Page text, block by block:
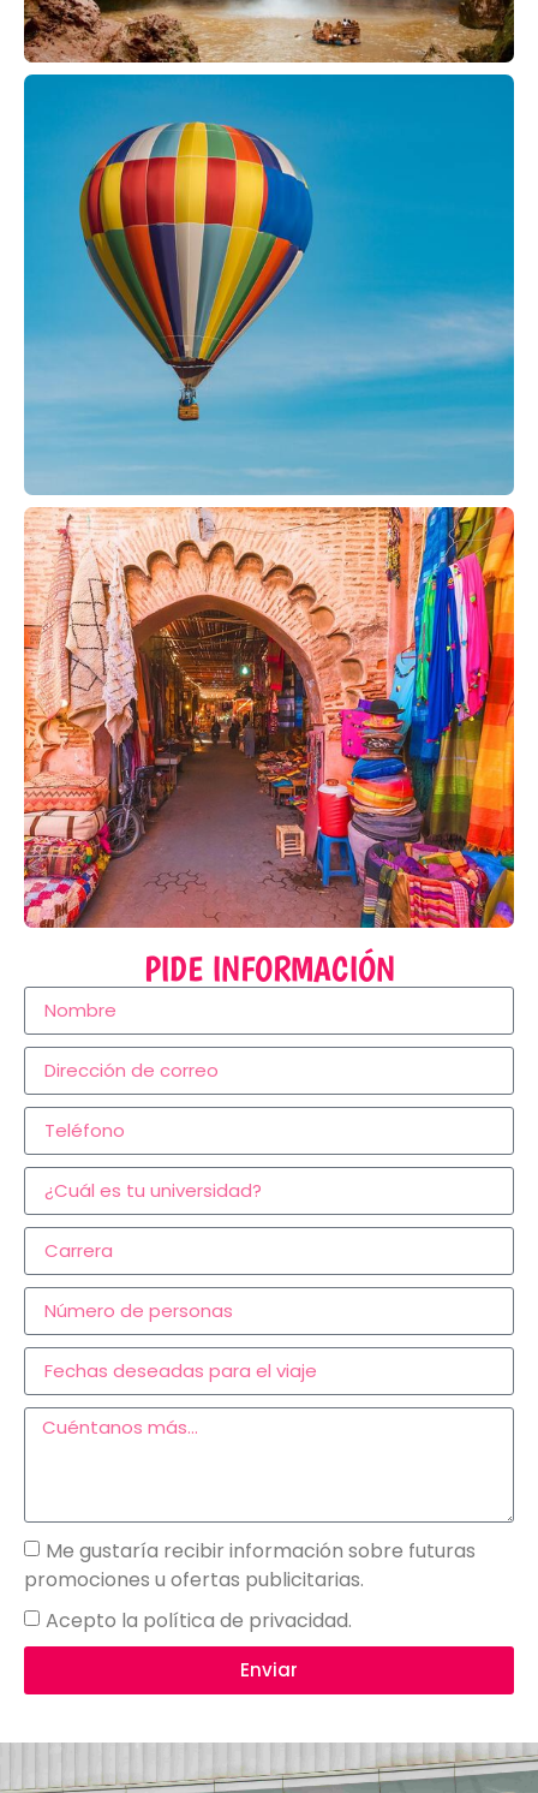
PASEO EN GLOBO
TOUR PRIVADO POR
MARRAKECH
PIDE INFORMACIÓN
Me gustaría recibir información sobre futuras
promociones u ofertas publicitarias.
Acepto la política de privacidad.
Enviar